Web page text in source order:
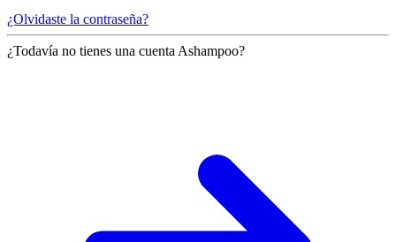
¿Olvidaste la contraseña?
¿Todavía no tienes una cuenta Ashampoo?